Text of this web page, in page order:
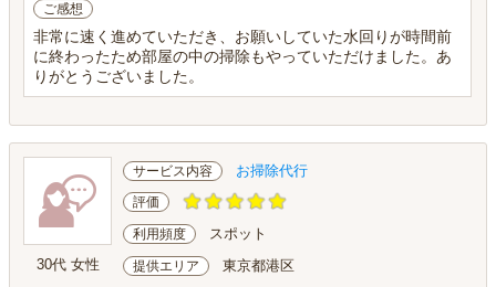
ご感想
非常に速く進めていただき、お願いしていた水回りが時間前
に終わったため部屋の中の掃除もやっていただけました。あ
りがとうございました。
30代 女性
サービス内容 お掃除代行
評価
利用頻度 スポット
提供エリア 東京都港区